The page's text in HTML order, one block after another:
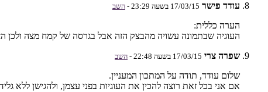
עודד פישר 17/03/15 בשעה 23:29 - השב
הערה כללית:
העוגיה שבתמונה עשויה מהבצק הזה אבל בגרסה של קמח מצה ולכן
שפרה צרי 17/03/15 בשעה 22:48 - השב
שלום עודד, תודה על המתכון המעניין.
אם אני בכל זאת רוצה להכין את העוגיות בפני עצמן, ולהגישן ללא